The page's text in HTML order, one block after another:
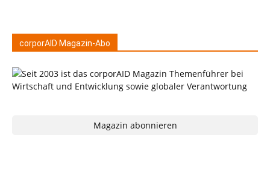
corporAID Magazin-Abo
Magazin abonnieren